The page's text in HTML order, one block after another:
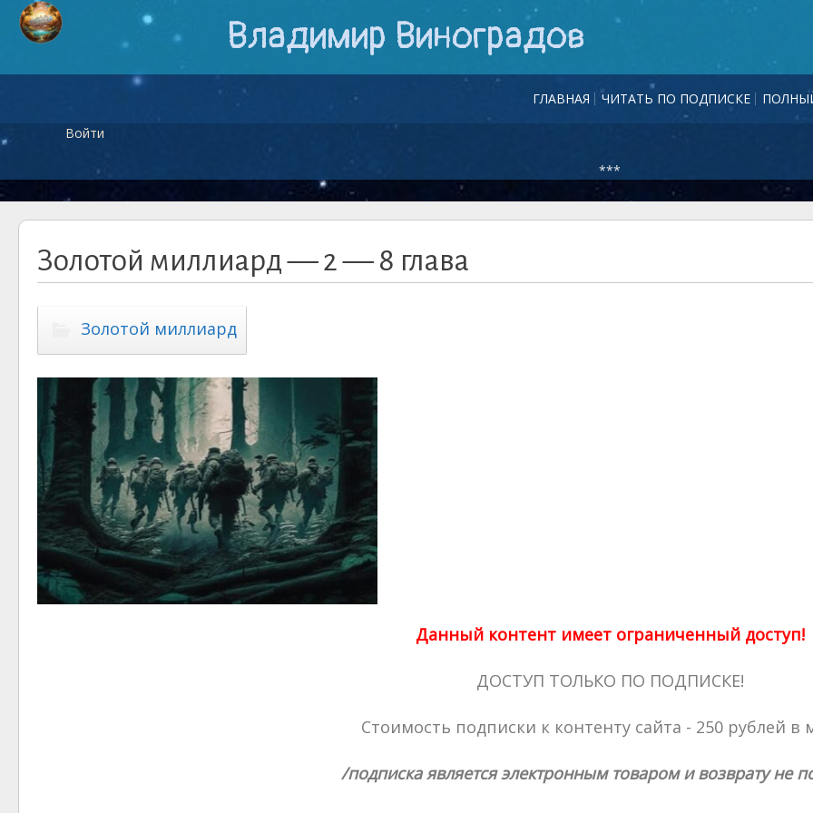
Владимир Виноградов
ГЛАВНАЯ ЧИТАТЬ ПО ПОДПИСКЕ
Войти
***
Золотой миллиард — 2 — 8 глава
Золотой миллиард
Данный контент имеет ограниченный доступ!
ДОСТУП ТОЛЬКО ПО ПОДПИСКЕ!
Стоимость подписки к контенту сайта - 250 рублей в
/подписка является электронным товаром и возврату не